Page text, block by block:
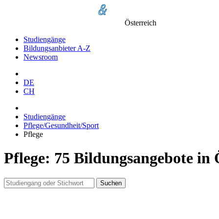
Österreich
Studiengänge
Bildungsanbieter A-Z
Newsroom
DE
CH
Studiengänge
Pflege/Gesundheit/Sport
Pflege
Pflege: 75 Bildungsangebote in
Suchen